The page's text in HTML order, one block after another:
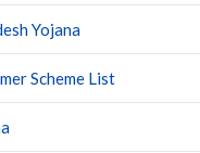
Yojana
Scheme List